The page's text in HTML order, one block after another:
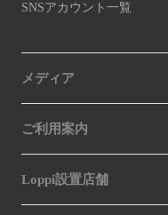
SNSアカウント一覧
メディア
ご利用案内
Loppi設置店舗